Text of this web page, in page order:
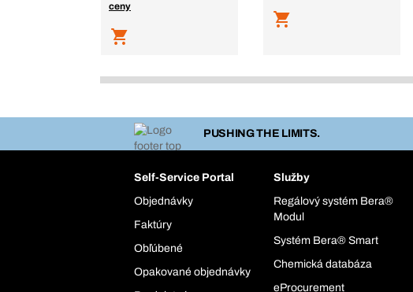
ceny
PUSHING THE LIMITS.
Self-Service Portal
Objednávky
Faktúry
Obľúbené
Opakované objednávky
Služby
Regálový systém Bera®
Modul
Systém Bera® Smart
Chemická databáza
eProcurement